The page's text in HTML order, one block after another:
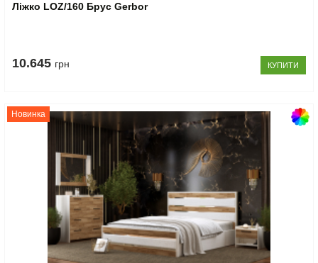
Ліжко LOZ/160 Брус Gerbor
10.645 грн КУПИТИ
Новинка